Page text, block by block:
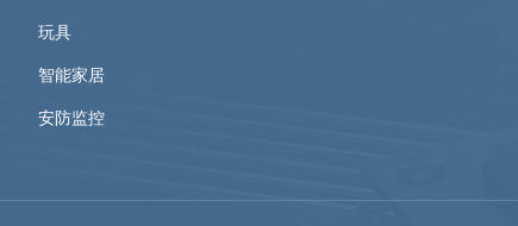
玩具
智能家居
安防监控